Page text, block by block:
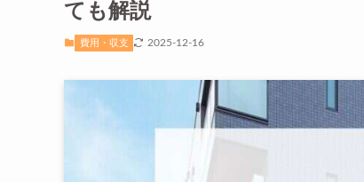
ても解説
費用・収支 2025-12-16